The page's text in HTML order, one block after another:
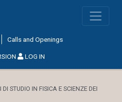
Calls and Openings
LOG IN
STUDIO IN FISICA E SCIENZE DEI